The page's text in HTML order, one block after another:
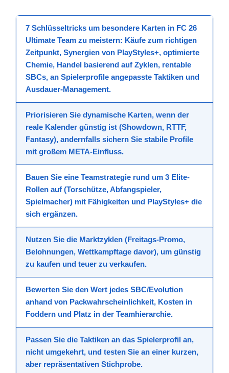
7 Schlüsseltricks um besondere Karten in FC 26
Ultimate Team zu meistern: Käufe zum richtigen
Zeitpunkt, Synergien von PlayStyles+, optimierte
Chemie, Handel basierend auf Zyklen, rentable
SBCs, an Spielerprofile angepasste Taktiken und
Ausdauer-Management.
Priorisieren Sie dynamische Karten, wenn der
reale Kalender günstig ist (Showdown, RTTF,
Fantasy), andernfalls sichern Sie stabile Profile
mit großem META-Einfluss.
Bauen Sie eine Teamstrategie rund um 3 Elite-
Rollen auf (Torschütze, Abfangspieler,
Spielmacher) mit Fähigkeiten und PlayStyles+ die
sich ergänzen.
Nutzen Sie die Marktzyklen (Freitags-Promo,
Belohnungen, Wettkampftage davor), um günstig
zu kaufen und teuer zu verkaufen.
Bewerten Sie den Wert jedes SBC/Evolution
anhand von Packwahrscheinlichkeit, Kosten in
Foddern und Platz in der Teamhierarchie.
Passen Sie die Taktiken an das Spielerprofil an,
nicht umgekehrt, und testen Sie an einer kurzen,
aber repräsentativen Stichprobe.